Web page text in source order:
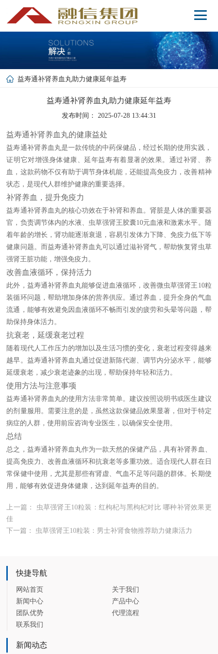
益寿通补肾养血丸助力健康延年益寿
益寿通补肾养血丸助力健康延年益寿
发布时间： 2025-07-28 13:44:31
益寿通补肾养血丸的健康益处
益寿通补肾养血丸是一款传统的中药保健品，经过长期的使用实践，
证明它对增强身体健康、延年益寿有着显著的效果。通过补肾、养
血，这款药物不仅有助于调节身体机能，还能提高免疫力，改善精神
状态，是现代人群维护健康的重要选择。
补肾养血，提升免疫力
益寿通补肾养血丸的核心功效在于补肾和养血。肾脏是人体的重要器
官，负责调节体内的水液、虫草强肾王胶囊10元血液和激素水平。随
着年龄的增长，肾功能逐渐衰退，容易引发体力下降、免疫力低下等
健康问题。而益寿通补肾养血丸可以通过滋补肾气，帮助恢复肾虫草
强肾王脏功能，增强免疫力。
改善血液循环，保持活力
此外，益寿通补肾养血丸能够促进血液循环，改善微虫草强肾王10粒
装循环问题，帮助增加身体的营养供应。通过养血，提升全身的气血
流通，能够有效避免因血液循环不畅而引发的疲劳和头晕等问题，帮
助保持身体活力。
抗衰老，延缓衰老过程
随着现代人工作压力的增加以及生活习惯的变化，衰老过程变得越来
越早。益寿通补肾养血丸通过促进新陈代谢、调节内分泌水平，能够
延缓衰老，减少衰老迹象的出现，帮助保持年轻和活力。
使用方法与注意事项
益寿通补肾养血丸的使用方法非常简单。建议按照说明书或医生建议
的剂量服用。需要注意的是，虽然这款保健品效果显著，但对于特定
病症的人群，使用前应咨询专业医生，以确保安全使用。
总结
总之，益寿通补肾养血丸作为一款天然的保健产品，具有补肾养血、
提高免疫力、改善血液循环和抗衰老等多重功效。适合现代人群在日
常保健中使用，尤其是那些有肾虚、气血不足等问题的群体。长期使
用，能够有效促进身体健康，达到延年益寿的目的。
上一篇： 虫草强肾王10粒装：红枸杞与黑枸杞对比 哪种补肾效果更
佳
下一篇： 虫草强肾王10粒装：男士补肾食物推荐助力健康活力
快捷导航
网站首页
关于我们
新闻中心
产品中心
团队优势
代理流程
联系我们
新闻动态